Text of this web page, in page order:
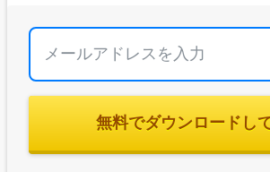
無料でダウンロードし